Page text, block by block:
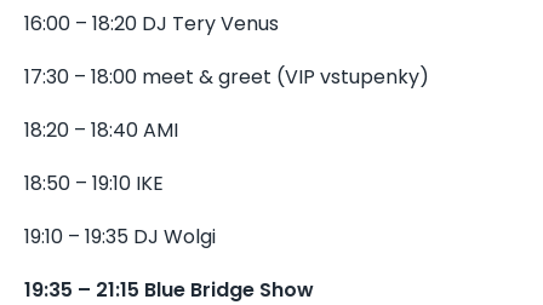
DJ
16:00 – 18:20 DJ Tery Venus
17:30 – 18:00 meet & greet (VIP vstupenky)
18:20 – 18:40 AMI
18:50 – 19:10 IKE
19:10 – 19:35 DJ Wolgi
19:35 – 21:15 Blue Bridge Show